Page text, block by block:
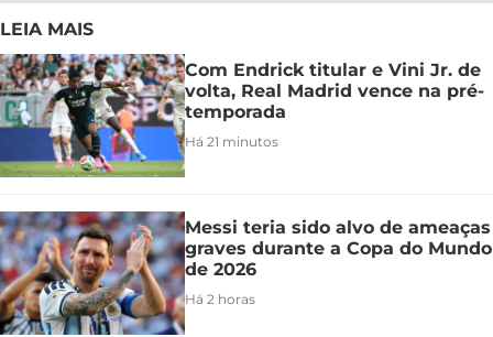
LEIA MAIS
Com Endrick titular e Vini Jr. de
volta, Real Madrid vence na pré-
temporada
Há 21 minutos
Messi teria sido alvo de ameaças
graves durante a Copa do Mundo
de 2026
Há 2 horas